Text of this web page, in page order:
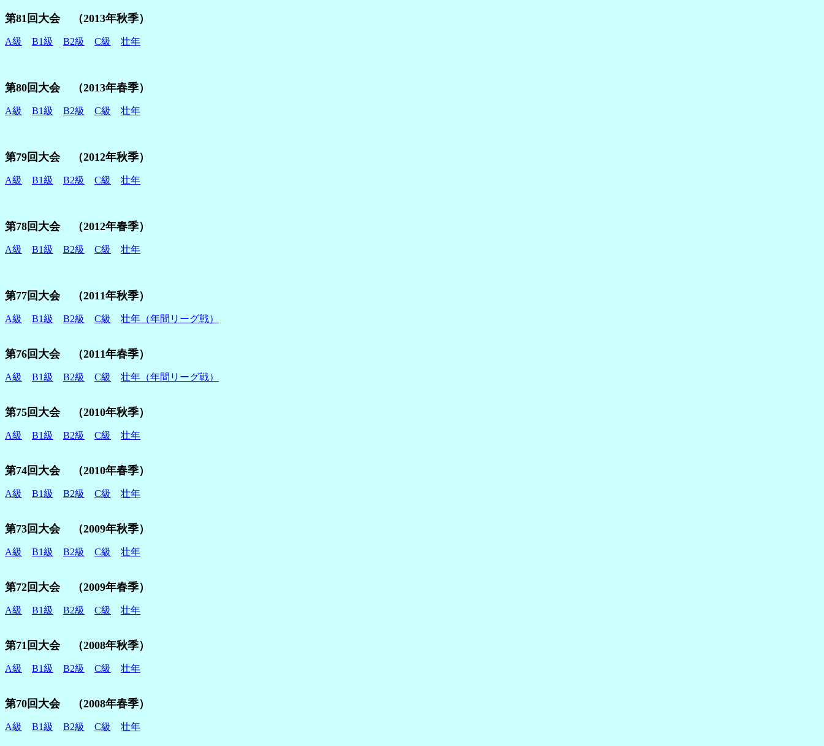
第81回大会 （2013年秋季）
A級 B1級 B2級 C級 壮年
第80回大会 （2013年春季）
A級 B1級 B2級 C級 壮年
第79回大会 （2012年秋季）
A級 B1級 B2級 C級 壮年
第78回大会 （2012年春季）
A級 B1級 B2級 C級 壮年
第77回大会 （2011年秋季）
A級 B1級 B2級 C級 壮年（年間リーグ戦）
第76回大会 （2011年春季）
A級 B1級 B2級 C級 壮年（年間リーグ戦）
第75回大会 （2010年秋季）
A級 B1級 B2級 C級 壮年
第74回大会 （2010年春季）
A級 B1級 B2級 C級 壮年
第73回大会 （2009年秋季）
A級 B1級 B2級 C級 壮年
第72回大会 （2009年春季）
A級 B1級 B2級 C級 壮年
第71回大会 （2008年秋季）
A級 B1級 B2級 C級 壮年
第70回大会 （2008年春季）
A級 B1級 B2級 C級 壮年